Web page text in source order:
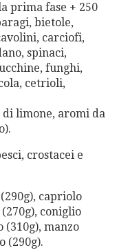
prima fase + 250
bietole,
carciofi,
spinaci,
funghi,
cetrioli,
di limone, aromi da
crostacei e
capriolo
coniglio
(310g), manzo
(290g).